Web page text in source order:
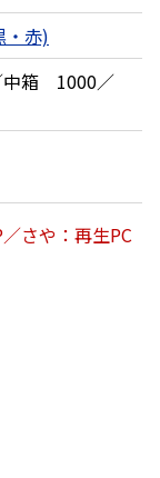
・赤)
箱 1000／
さや：再生PC